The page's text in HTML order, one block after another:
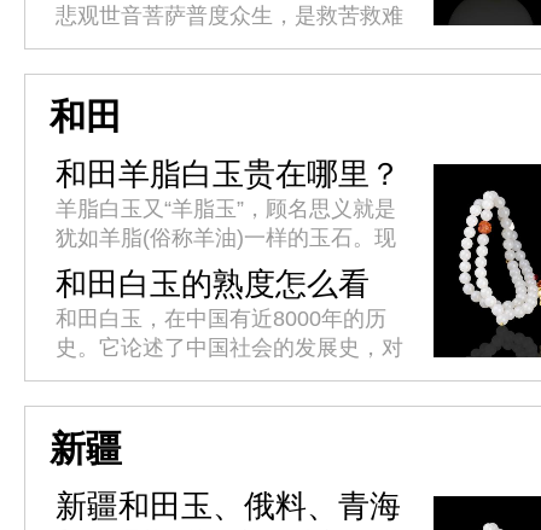
悲观世音菩萨普度众生，是救苦救难
的化身。人们常佩戴或供奉在家中，
祈求平安吉祥。观音心性柔和，仪态
端庄，世事洞明，能永保平安，消
灾...
和田
和田羊脂白玉贵在哪里？
羊脂白玉又“羊脂玉”，顾名思义就是
犹如羊脂(俗称羊油)一样的玉石。现
代对羊脂白玉的标准是：其透闪石成
分必须达到99%以上，羊脂白玉的鉴
别还必须满足，质地纯、结构...
和田白玉的熟度怎么看
呢？
和田白玉，在中国有近8000年的历
史。它论述了中国社会的发展史，对
中国传统文化有着深刻的理解，有着
丰富的历史文化价值。白玉有着巨大
的投资空间和收藏价值，而白玉的...
新疆
新疆和田玉、俄料、青海